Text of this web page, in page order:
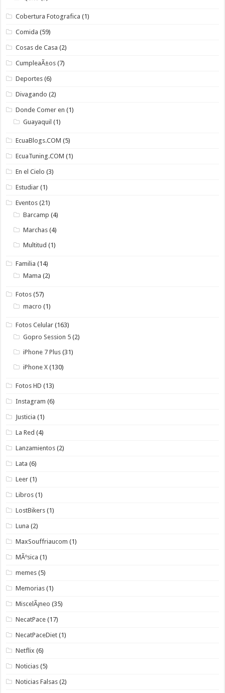
Cobertura Fotografica (1)
Comida (59)
Cosas de Casa (2)
CumpleaÃ±os (7)
Deportes (6)
Divagando (2)
Donde Comer en (1)
Guayaquil (1)
EcuaBlogs.COM (5)
EcuaTuning.COM (1)
En el Cielo (3)
Estudiar (1)
Eventos (21)
Barcamp (4)
Marchas (4)
Multitud (1)
Familia (14)
Mama (2)
Fotos (57)
macro (1)
Fotos Celular (163)
Gopro Session 5 (2)
iPhone 7 Plus (31)
iPhone X (130)
Fotos HD (13)
Instagram (6)
Justicia (1)
La Red (4)
Lanzamientos (2)
Lata (6)
Leer (1)
Libros (1)
LostBikers (1)
Luna (2)
MaxSouffriaucom (1)
MÃºsica (1)
memes (5)
Memorias (1)
MiscelÃ¡neo (35)
NecatPace (17)
NecatPaceDiet (1)
Netflix (6)
Noticias (5)
Noticias Falsas (2)